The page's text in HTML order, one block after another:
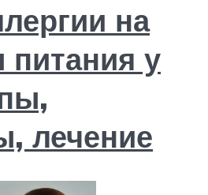
на
питания у
лечение